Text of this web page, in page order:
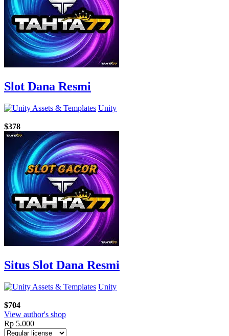
Slot Dana Resmi
Unity
$378
Situs Slot Dana Resmi
Unity
$704
View author's shop
Rp 5.000